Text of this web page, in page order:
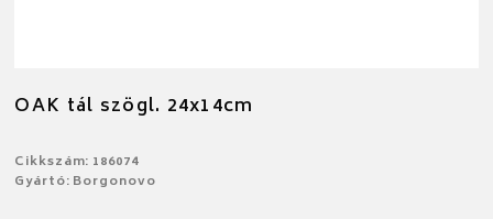
OAK tál szögl. 24x14cm
Cikkszám: 186074
Gyártó: Borgonovo